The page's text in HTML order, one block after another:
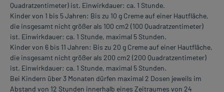
Quadratzentimeter) ist. Einwirkdauer: ca. 1 Stunde.
Kinder von 1 bis 5 Jahren: Bis zu 10 g Creme auf einer Hautfläche,
die insgesamt nicht größer als 100 cm2 (100 Quadratzentimeter)
ist. Einwirkdauer: ca. 1 Stunde, maximal 5 Stunden.
Kinder von 6 bis 11 Jahren: Bis zu 20 g Creme auf einer Hautfläche,
die insgesamt nicht größer als 200 cm2 (200 Quadratzentimeter)
ist. Einwirkdauer: ca. 1 Stunde, maximal 5 Stunden.
Bei Kindern über 3 Monaten dürfen maximal 2 Dosen jeweils im
Abstand von 12 Stunden innerhalb eines Zeitraumes von 24